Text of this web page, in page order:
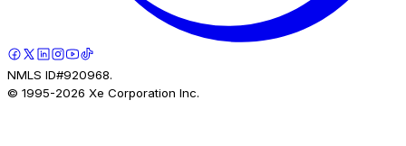
NMLS ID#920968.
© 1995-2026 Xe Corporation Inc.